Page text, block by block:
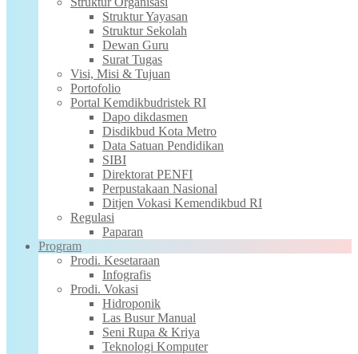
Struktur Yayasan
Struktur Sekolah
Dewan Guru
Surat Tugas
Visi, Misi & Tujuan
Portofolio
Portal Kemdikbudristek RI
Dapo dikdasmen
Disdikbud Kota Metro
Data Satuan Pendidikan
SIBI
Direktorat PENFI
Perpustakaan Nasional
Ditjen Vokasi Kemendikbud RI
Regulasi
Paparan
Program
Prodi. Kesetaraan
Infografis
Prodi. Vokasi
Hidroponik
Las Busur Manual
Seni Rupa & Kriya
Teknologi Komputer